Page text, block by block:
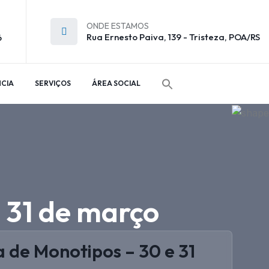
ONDE ESTAMOS
Rua Ernesto Paiva, 139 - Tristeza, POA/RS
SERVIÇOS ÁREA SOCIAL
de março
Monotipos – 30 e 31